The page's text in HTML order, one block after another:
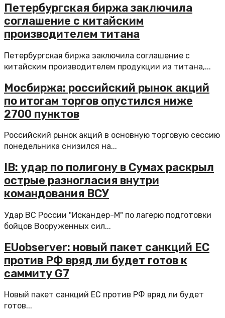
Петербургская биржа заключила
соглашение с китайским
производителем титана
Петербургская биржа заключила соглашение с
китайским производителем продукции из титана,...
Мосбиржа: российский рынок акций
по итогам торгов опустился ниже
2700 пунктов
Российский рынок акций в основную торговую сессию
понедельника снизился на...
IB: удар по полигону в Сумах раскрыл
острые разногласия внутри
командования ВСУ
Удар ВС России "Искандер-М" по лагерю подготовки
бойцов Вооруженных сил...
EUobserver: новый пакет санкций ЕС
против РФ вряд ли будет готов к
саммиту G7
Новый пакет санкций ЕС против РФ вряд ли будет
готов...